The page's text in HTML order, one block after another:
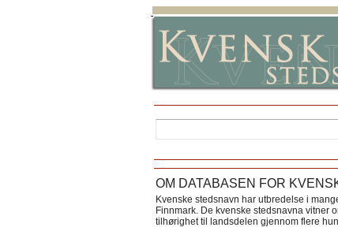
OM DATABASEN FOR
Kvenske stedsnavn har utbredelse i
Finnmark. De kvenske stedsnavna vitner
tilhørighet til landsdelen gjennom flere